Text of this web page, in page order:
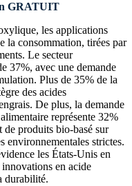
GRATUIT
les applications
la consommation, tirées par
Le secteur
37%, avec une demande
Plus de 35% de la
des acides
De plus, la demande
représente 32%
de produits bio-basé sur
environnementales strictes.
les États-Unis en
en acide
durabilité.